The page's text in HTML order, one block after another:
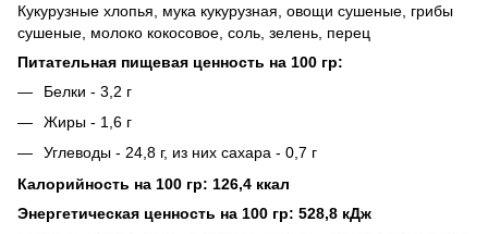
Кукурузные хлопья, мука кукурузная, овощи сушеные, грибы
сушеные, молоко кокосовое, соль, зелень, перец
Питательная пищевая ценность на 100 гр:
Белки - 3,2 г
Жиры - 1,6 г
Углеводы - 24,8 г, из них сахара - 0,7 г
Калорийность на 100 гр: 126,4 ккал
Энергетическая ценность на 100 гр: 528,8 кДж